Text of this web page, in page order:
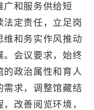
广和服务供给短
定责任，立足岗
维和务实作风推动
。会议要求，始终
的政治属性和育人
需求，调整馆藏结
改善阅览环境，